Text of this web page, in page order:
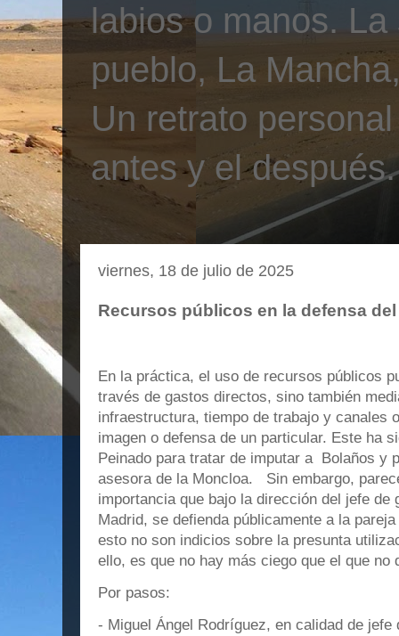
labios o manos.
pueblo, La
Un retrato
antes y el después.
viernes, 18 de julio de 2025
Recursos públicos en la defensa
En la práctica, el uso de recursos públicos
través de gastos directos, sino también
infraestructura, tiempo de trabajo y canales
imagen o defensa de un particular. Este ha
Peinado para tratar de imputar a Bolaños y
asesora de la Moncloa. Sin embargo,
importancia que bajo la dirección del jefe de
Madrid, se defienda públicamente a la
esto no son indicios sobre la presunta
ello, es que no hay más ciego que el que no
Por pasos:
- Miguel Ángel Rodríguez, en calidad de jefe